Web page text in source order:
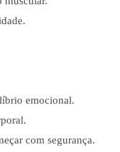
emocional.
com segurança.